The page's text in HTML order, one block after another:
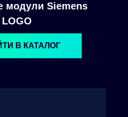
модули Siemens
LOGO
В КАТАЛОГ